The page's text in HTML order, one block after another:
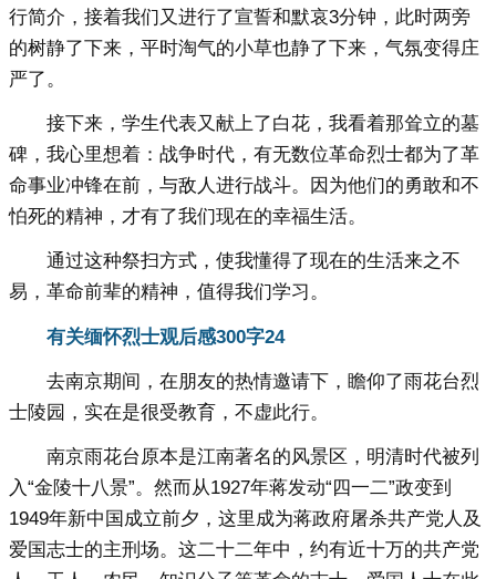
行简介，接着我们又进行了宣誓和默哀3分钟，此时两旁
的树静了下来，平时淘气的小草也静了下来，气氛变得庄
严了。
接下来，学生代表又献上了白花，我看着那耸立的墓
碑，我心里想着：战争时代，有无数位革命烈士都为了革
命事业冲锋在前，与敌人进行战斗。因为他们的勇敢和不
怕死的精神，才有了我们现在的幸福生活。
通过这种祭扫方式，使我懂得了现在的生活来之不
易，革命前辈的精神，值得我们学习。
有关缅怀烈士观后感300字24
去南京期间，在朋友的热情邀请下，瞻仰了雨花台烈
士陵园，实在是很受教育，不虚此行。
南京雨花台原本是江南著名的风景区，明清时代被列
入“金陵十八景”。然而从1927年蒋发动“四一二”政变到
1949年新中国成立前夕，这里成为蒋政府屠杀共产党人及
爱国志士的主刑场。这二十二年中，约有近十万的共产党